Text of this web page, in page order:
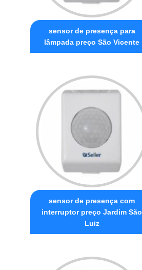
sensor de presença para
lâmpada preço São Vicente
sensor de presença com
interruptor preço Jardim São
Luiz